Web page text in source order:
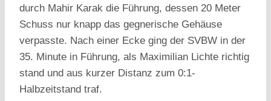
durch Mahir Karak die Führung, dessen 20 Meter
Schuss nur knapp das gegnerische Gehäuse
verpasste. Nach einer Ecke ging der SVBW in der
35. Minute in Führung, als Maximilian Lichte richtig
stand und aus kurzer Distanz zum 0:1-
Halbzeitstand traf.